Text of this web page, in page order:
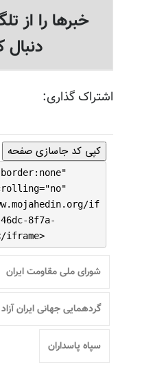
خبرها را از
دنبال
اشتراک گذاری:
کپی کد جاسازی صفحه
if
8f7a-
iframe>
شورای ملی مقاومت ایران
گردهمایی جهانی ایران آزاد -
سپاه پاسداران